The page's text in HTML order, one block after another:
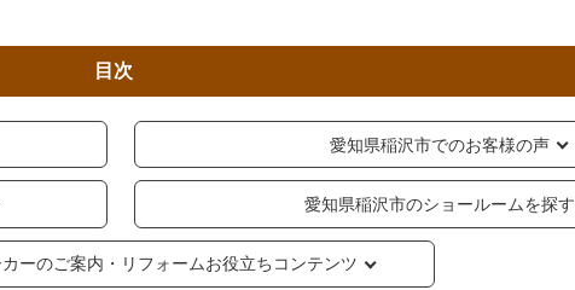
目次
愛知県稲沢市でのお客様の声
愛知県稲沢市のショールームを探す
ーのご案内・リフォームお役立ちコンテンツ